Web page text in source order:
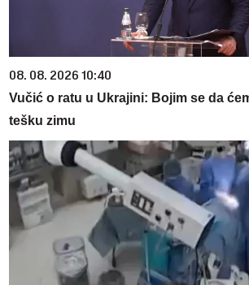
08. 08. 2026 10:40
Vučić o ratu u Ukrajini: Bojim se da
tešku zimu